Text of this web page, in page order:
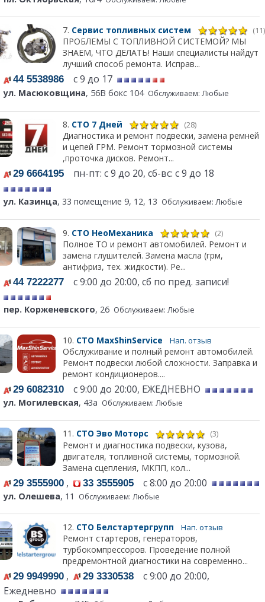
7. Сервис топливных систем (11)
ПРОБЛЕМЫ С ТОПЛИВНОЙ СИСТЕМОЙ? МЫ
ЗНАЕМ, ЧТО ДЕЛАТЬ! Наши специалисты найдут
лучший способ ремонта. Исправ...
44 5538986 с 9 до 17
ул. Масюковщина, 56В бокс 104 Обслуживаем: Любые
8. СТО 7 Дней (28)
Диагностика и ремонт подвески, замена ремней
и цепей ГРМ. Ремонт тормозной системы
,проточка дисков. Ремонт...
29 6664195 пн-пт: с 9 до 20, сб-вс: с 9 до 18
ул. Казинца, 33 помещение 9, 12, 13 Обслуживаем: Любые
9. СТО НеоМеханика (2)
Полное ТО и ремонт автомобилей. Ремонт и
замена глушителей. Замена масла (грм,
антифриз, тех. жидкости). Ре...
44 7222277 с 9:00 до 20:00, сб по пред. записи!
пер. Корженевского, 26 Обслуживаем: Любые
10. СТО MaxShinService Нап. отзыв
Обслуживание и полный ремонт автомобилей.
Ремонт подвески любой сложности. Заправка и
ремонт кондиционеров....
29 6082310 с 9:00 до 20:00, ЕЖЕДНЕВНО
ул. Могилевская, 43а Обслуживаем: Любые
11. СТО Эво Моторс (3)
Ремонт и диагностика подвески, кузова,
двигателя, топливной системы, тормозной.
Замена сцепления, МКПП, кол...
29 3555900 , 33 3555905 с 8:00 до 20:00
ул. Олешева, 11 Обслуживаем: Любые
12. СТО Белстартергрупп Нап. отзыв
Ремонт стартеров, генераторов,
турбокомпрессоров. Проведение полной
предремонтной диагностики на современно...
29 9949990 , 29 3330538 с 9:00 до 20:00,
Ежедневно